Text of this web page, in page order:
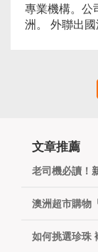
專業機構。公
洲。 外聯出國澳大利亞分公司，隸屬於外聯出國顧問
市悉尼，服務
聯連續12年
文章推薦
老司機必讀！
澳洲超市購物
如何挑選珍珠